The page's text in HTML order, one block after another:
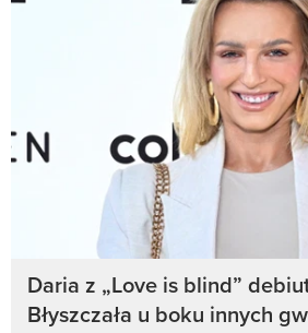
Daria z „Love is blind”
Błyszczała u boku innych